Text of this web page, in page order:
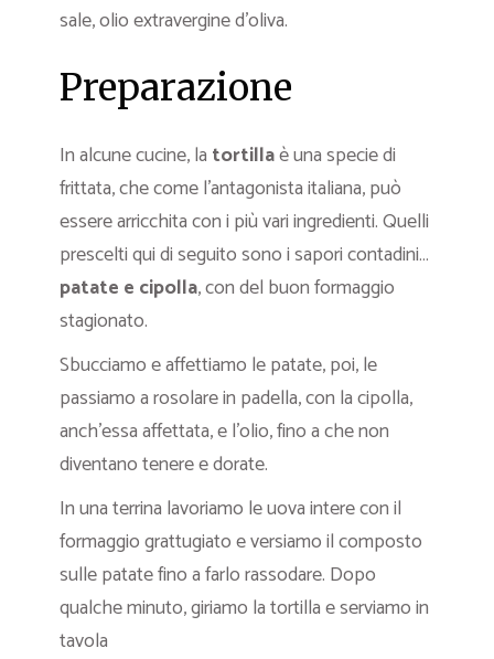
sale, olio extravergine d’oliva.
Preparazione
In alcune cucine, la tortillaè una specie di
frittata, che come l’antagonista italiana, può
essere arricchita con i più vari ingredienti. Quelli
prescelti qui di seguito sono i sapori contadini…
patate e cipolla, con del buon formaggio
stagionato.
Sbucciamo e affettiamo le patate, poi, le
passiamo a rosolare in padella, con la cipolla,
anch’essa affettata, e l’olio, fino a che non
diventano tenere e dorate.
In una terrina lavoriamo le uova intere con il
formaggio grattugiato e versiamo il composto
sulle patate fino a farlo rassodare. Dopo
qualche minuto, giriamo la tortilla e serviamo in
tavola